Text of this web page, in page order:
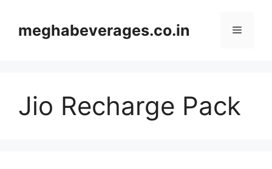
contentmeghabeverages.co.in Menu
Jio Recharge Pack